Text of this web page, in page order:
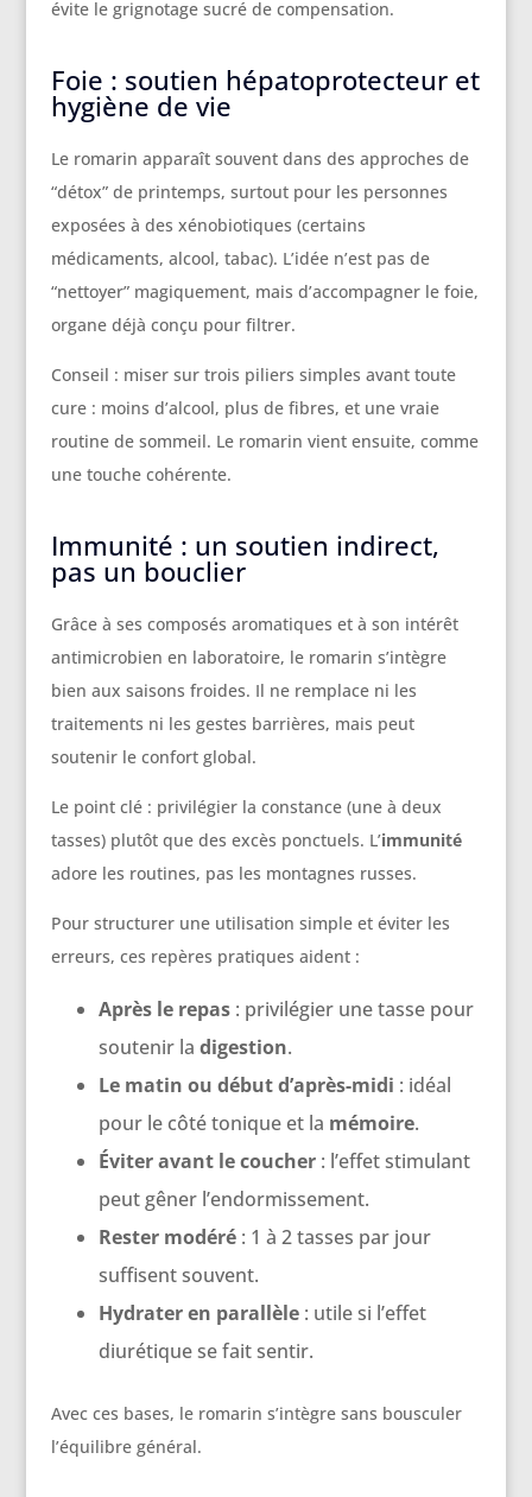
évite le grignotage sucré de compensation.
Foie : soutien hépatoprotecteur et
hygiène de vie
Le romarin apparaît souvent dans des approches de
“détox” de printemps, surtout pour les personnes
exposées à des xénobiotiques (certains
médicaments, alcool, tabac). L’idée n’est pas de
“nettoyer” magiquement, mais d’accompagner le foie,
organe déjà conçu pour filtrer.
Conseil : miser sur trois piliers simples avant toute
cure : moins d’alcool, plus de fibres, et une vraie
routine de sommeil. Le romarin vient ensuite, comme
une touche cohérente.
Immunité : un soutien indirect,
pas un bouclier
Grâce à ses composés aromatiques et à son intérêt
antimicrobien en laboratoire, le romarin s’intègre
bien aux saisons froides. Il ne remplace ni les
traitements ni les gestes barrières, mais peut
soutenir le confort global.
Le point clé : privilégier la constance (une à deux
tasses) plutôt que des excès ponctuels. L’immunité
adore les routines, pas les montagnes russes.
Pour structurer une utilisation simple et éviter les
erreurs, ces repères pratiques aident :
Après le repas: privilégier une tasse pour
soutenir la digestion.
Le matin ou début d’après-midi : idéal
pour le côté tonique et la mémoire.
Éviter avant le coucher: l’effet stimulant
peut gêner l’endormissement.
Rester modéré: 1 à 2 tasses par jour
suffisent souvent.
Hydrater en parallèle: utile si l’effet
diurétique se fait sentir.
Avec ces bases, le romarin s’intègre sans bousculer
l’équilibre général.